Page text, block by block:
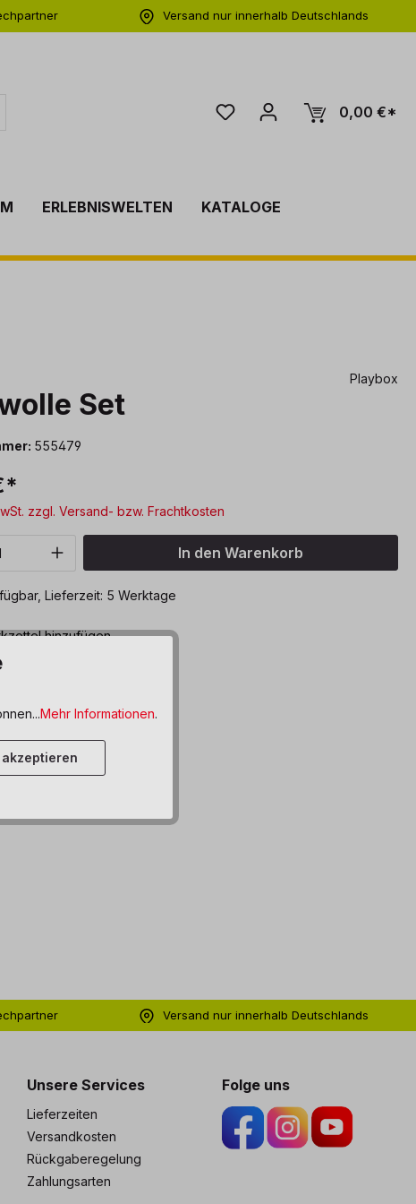
Versand nur innerhalb Deutschlands
0,00 €*
ERLEBNISWELTEN
KATALOGE
Playbox
Set
555479
zzgl. Versand- bzw. Frachtkosten
Anzahl: Gib den gewünschten Wert
In den Warenkorb
Lieferzeit: 5 Werktage
hinzufügen
Versand nur innerhalb Deutschlands
Unsere Services
Lieferzeiten
Versandkosten
Rückgaberegelung
Zahlungsarten
Folge uns
Mehr Informationen.